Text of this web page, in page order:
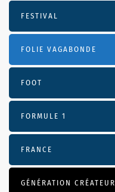
FESTIVAL
FOLIE VAGABONDE
FOOT
FORMULE 1
FRANCE
GÉNÉRATION CRÉATEUR